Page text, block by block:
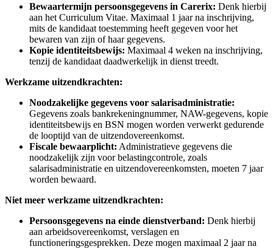
Bewaartermijn persoonsgegevens in Carerix: Denk hierbij
aan het Curriculum Vitae. Maximaal 1 jaar na inschrijving,
mits de kandidaat toestemming heeft gegeven voor het
bewaren van zijn of haar gegevens.
Kopie identiteitsbewijs: Maximaal 4 weken na inschrijving,
tenzij de kandidaat daadwerkelijk in dienst treedt.
Werkzame uitzendkrachten:
Noodzakelijke gegevens voor salarisadministratie:
Gegevens zoals bankrekeningnummer, NAW-gegevens, kopie
identiteitsbewijs en BSN mogen worden verwerkt gedurende
de looptijd van de uitzendovereenkomst.
Fiscale bewaarplicht: Administratieve gegevens die
noodzakelijk zijn voor belastingcontrole, zoals
salarisadministratie en uitzendovereenkomsten, moeten 7 jaar
worden bewaard.
Niet meer werkzame uitzendkrachten:
Persoonsgegevens na einde dienstverband: Denk hierbij
aan arbeidsovereenkomst, verslagen en
functioneringsgesprekken. Deze mogen maximaal 2 jaar na